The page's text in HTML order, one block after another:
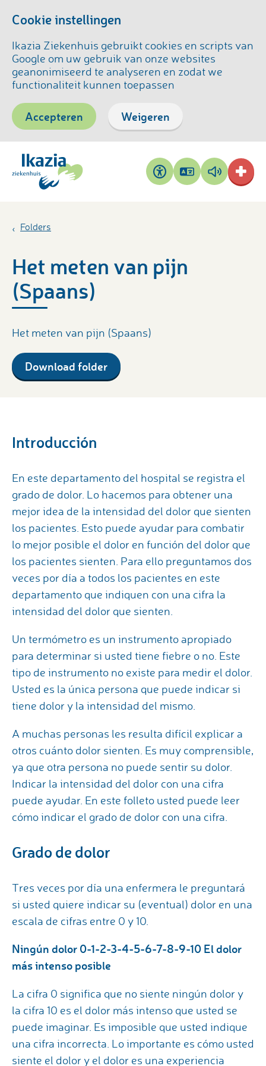
Cookie instellingen
Ikazia Ziekenhuis gebruikt cookies en scripts van
Google om uw gebruik van onze websites
geanonimiseerd te analyseren en zodat we
functionaliteit kunnen toepassen
Accepteren Weigeren
Toegankelijkheid
Pagina
vertalen
Pagina
voorlezen
Folders
Het meten van pijn
(Spaans)
Het meten van pijn (Spaans)
Download folder
Introducción
En este departamento del hospital se registra el
grado de dolor. Lo hacemos para obtener una
mejor idea de la intensidad del dolor que sienten
los pacientes. Esto puede ayudar para combatir
lo mejor posible el dolor en función del dolor que
los pacientes sienten. Para ello preguntamos dos
veces por día a todos los pacientes en este
departamento que indiquen con una cifra la
intensidad del dolor que sienten.
Un termómetro es un instrumento apropiado
para determinar si usted tiene fiebre o no. Este
tipo de instrumento no existe para medir el dolor.
Usted es la única persona que puede indicar si
tiene dolor y la intensidad del mismo.
A muchas personas les resulta difícil explicar a
otros cuánto dolor sienten. Es muy comprensible,
ya que otra persona no puede sentir su dolor.
Indicar la intensidad del dolor con una cifra
puede ayudar. En este folleto usted puede leer
cómo indicar el grado de dolor con una cifra.
Grado de dolor
Tres veces por día una enfermera le preguntará
si usted quiere indicar su (eventual) dolor en una
escala de cifras entre 0 y 10.
Ningún dolor 0-1-2-3-4-5-6-7-8-9-10 El dolor
más intenso posible
La cifra 0 significa que no siente ningún dolor y
la cifra 10 es el dolor más intenso que usted se
puede imaginar. Es imposible que usted indique
una cifra incorrecta. Lo importante es cómo usted
siente el dolor y el dolor es una experiencia